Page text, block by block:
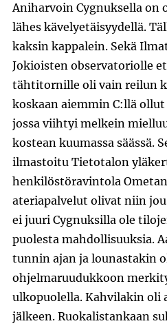
Aniharvoin Cygnuksella
lähes kävelyetäisyydellä.
kaksin kappalein. Sekä
Jokioisten observatoriolle
tähtitornille oli vain reilun
koskaan aiemmin C:llä
jossa viihtyi melkein
kostean kuumassa säässä.
ilmastoitu Tietotalon
henkilöstöravintola
ateriapalvelut olivat niin
ei juuri Cygnuksilla ole
puolesta mahdollisuuksia.
tunnin ajan ja lounastakin
ohjelmaruudukkoon
ulkopuolella. Kahvilakin oli
jälkeen. Ruokalistankaan